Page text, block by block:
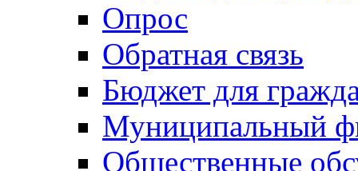
Опрос
Обратная связь
Бюджет для
Муниципальный
Общественные